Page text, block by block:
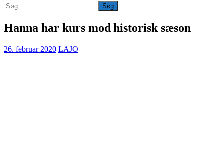
Søg
efter:
Hanna har kurs mod historisk sæson
26. februar 2020 LAJO